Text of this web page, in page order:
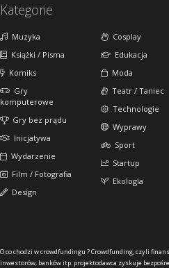
Kategorie
Muzyka
Książki / Pisma
Komiks
Gry
komputerowe
Gry bez prądu
Inicjatywa
Wydarzenie
Film / Fotografia
Design
Cosplay
Edukacja
Moda
Teatr / Taniec
Technologie
Wyprawy
Sport
Startup
Ekologia
O co chodzi w crowdfundingu ?Crowdfunding, czyli
inwestorów, banków itp. projektodawca zyskuje